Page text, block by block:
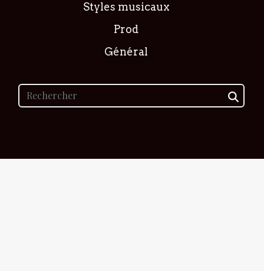
Styles musicaux
Prod
Général